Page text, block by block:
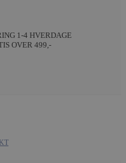
1-4 HVERDAGE
OVER 499,-